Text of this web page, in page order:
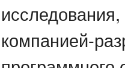
компанией-